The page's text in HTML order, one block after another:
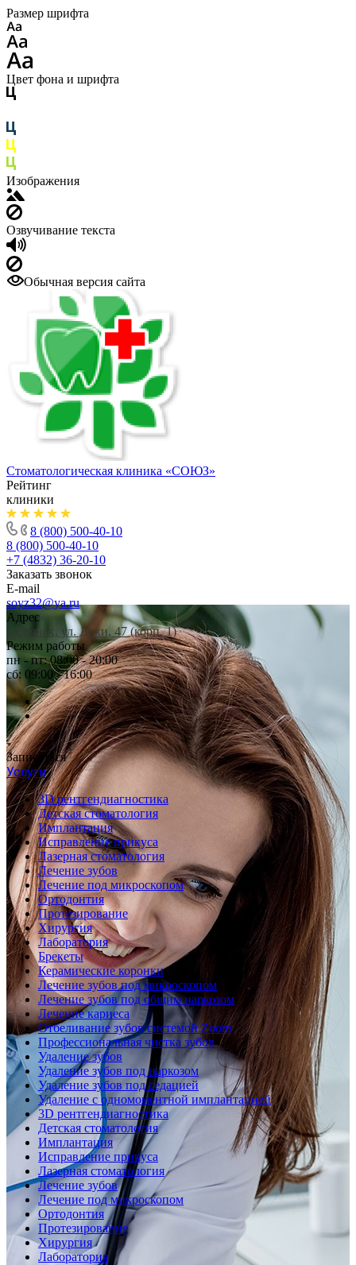
Размер шрифта
Цвет фона и шрифта
Изображения
Озвучивание текста
Обычная версия сайта
Стоматологическая клиника «СОЮЗ»
Рейтинг
клиники
8 (800) 500-40-10
8 (800) 500-40-10
+7 (4832) 36-20-10
Заказать звонок
E-mail
soyz32@ya.ru
Адрес
г. Брянск, ул. Дуки, 47 (корп. 1)
Режим работы
пн - пт: 08:00 - 20:00
сб: 09:00 - 16:00
Записаться
Услуги
3D рентгендиагностика
Детская стоматология
Имплантация
Исправление прикуса
Лазерная стоматология
Лечение зубов
Лечение под микроскопом
Ортодонтия
Протезирование
Хирургия
Лаборатория
Брекеты
Керамические коронки
Лечение зубов под микроскопом
Лечение зубов под общим наркозом
Лечение кариеса
Отбеливание зубов системой Zoom
Профессиональная чистка зубов
Удаление зубов
Удаление зубов под наркозом
Удаление зубов под седацией
Удаление с одномоментной имплантацией
3D рентгендиагностика
Детская стоматология
Имплантация
Исправление прикуса
Лазерная стоматология
Лечение зубов
Лечение под микроскопом
Ортодонтия
Протезирование
Хирургия
Лаборатория